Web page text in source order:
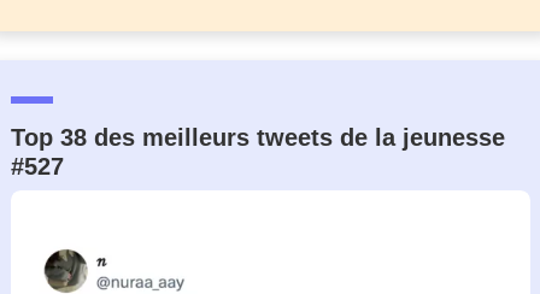
Top 38 des meilleurs tweets de la jeunesse
#527